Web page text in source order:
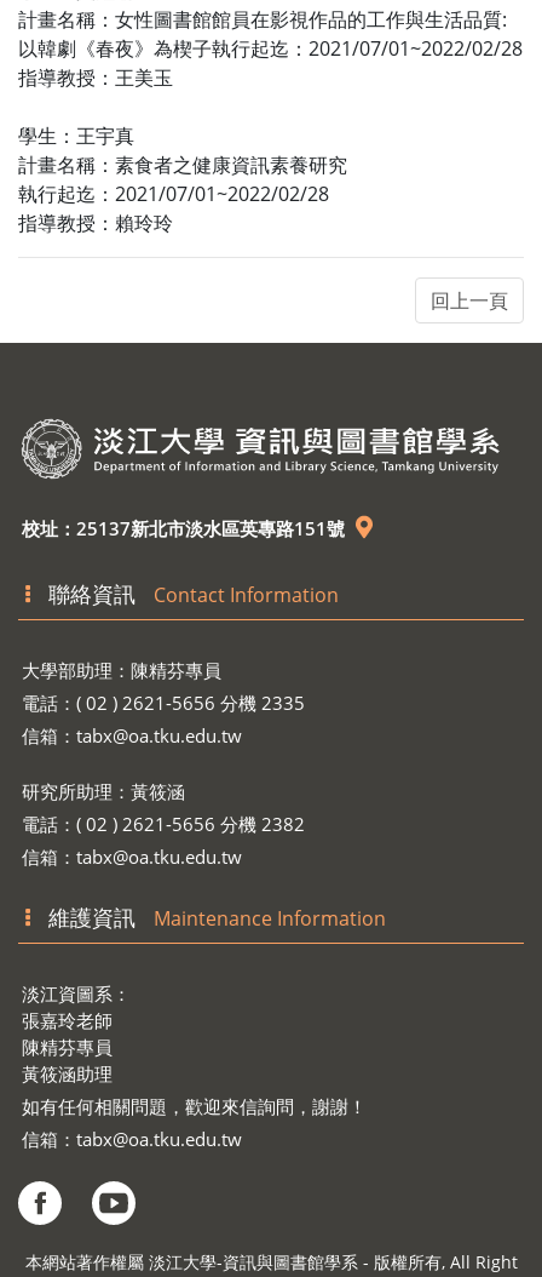
計畫名稱：女性圖書館館員在影視作品的工作與生活品質:
以韓劇《春夜》為楔子執行起迄：2021/07/01~2022/02/28
指導教授：王美玉
學生：王宇真
計畫名稱：素食者之健康資訊素養研究
執行起迄：2021/07/01~2022/02/28
指導教授：賴玲玲
校址：25137新北市淡水區英專路151號
聯絡資訊 Contact Information
大學部助理：陳精芬專員
電話：( 02 ) 2621-5656 分機 2335
信箱： tabx@oa.tku.edu.tw
研究所助理：黃筱涵
電話：( 02 ) 2621-5656 分機 2382
信箱： tabx@oa.tku.edu.tw
維護資訊 Maintenance Information
淡江資圖系：
張嘉玲老師
陳精芬專員
黃筱涵助理
如有任何相關問題，歡迎來信詢問，謝謝！
信箱： tabx@oa.tku.edu.tw
本網站著作權屬 淡江大學-資訊與圖書館學系 - 版權所有, All Right